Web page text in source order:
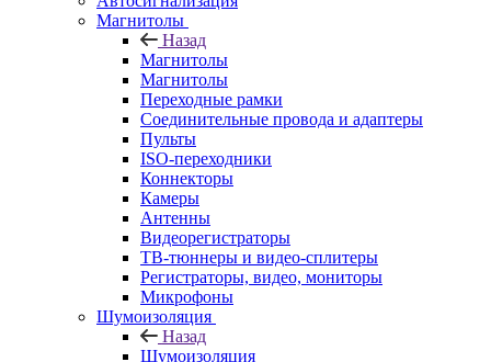
Магнитолы
Назад
Магнитолы
Магнитолы
Переходные рамки
Соединительные провода и адаптеры
Пульты
ISO-переходники
Коннекторы
Камеры
Антенны
Видеорегистраторы
ТВ-тюннеры и видео-сплитеры
Регистраторы, видео, мониторы
Микрофоны
Шумоизоляция
Назад
Шумоизоляция